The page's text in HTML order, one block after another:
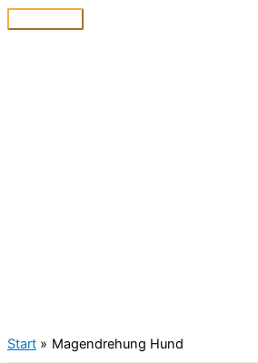
Hauptmenü
Start Magendrehung Hund